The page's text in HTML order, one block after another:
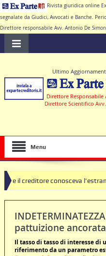
Rivista giuridica online
segnalate da Giudici, Avvocati e Banche.
Direttore responsabile Avv. Antonio De
Ultimo
Direttore
Direttore Scientifico
Menu
l’estraneità del credito ai
pattuizione ancorata
Il tasso di tasso di interesse di
riferimento da un parametro